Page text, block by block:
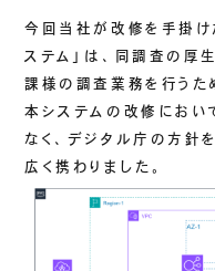
今回当社が改修を手掛け
ステム」は、同調査の厚
課様の調査業務を行うた
本システムの改修におい
なく、デジタル庁の方針
広く携わりました。